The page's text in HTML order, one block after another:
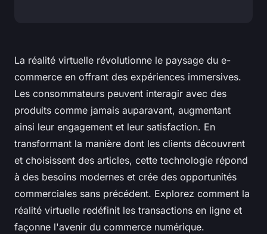
La réalité virtuelle révolutionne le paysage du e-
commerce en offrant des expériences immersives.
Les consommateurs peuvent interagir avec des
produits comme jamais auparavant, augmentant
ainsi leur engagement et leur satisfaction. En
transformant la manière dont les clients découvrent
et choisissent des articles, cette technologie répond
à des besoins modernes et crée des opportunités
commerciales sans précédent. Explorez comment la
réalité virtuelle redéfinit les transactions en ligne et
façonne l'avenir du commerce numérique.